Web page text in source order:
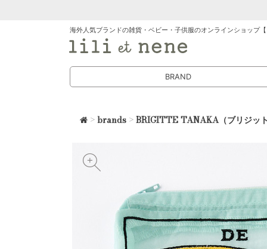
海外人気ブランドの雑貨・ベビー・子供服のオンラインショップ
BRAND
>brands >BRIGITTE TANAKA（ブリジッ